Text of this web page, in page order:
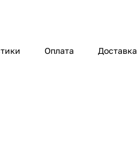
Оплата Доставка